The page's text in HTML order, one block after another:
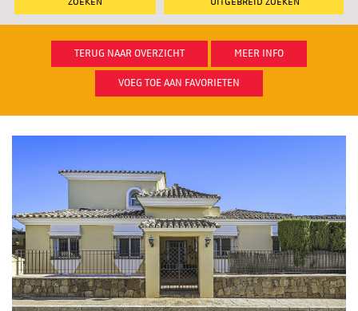
TERUG NAAR OVERZICHT MEER INFO
VOEG TOE AAN FAVORIETEN